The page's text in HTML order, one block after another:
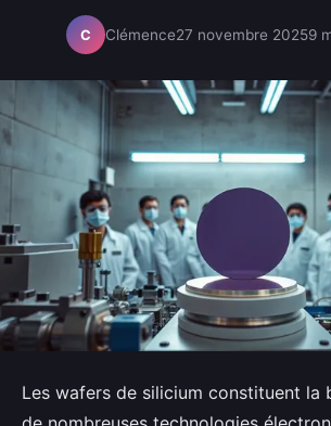
C Clémence27 novembre 20259
Les wafers de silicium constituent la